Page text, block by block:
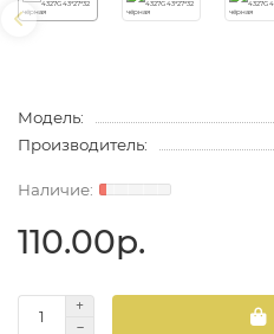
Модель:
Производитель:
110.00р.